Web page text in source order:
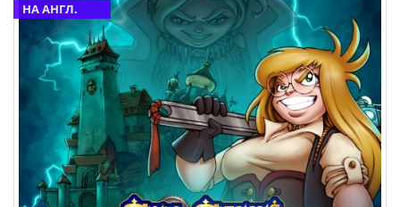
НА АНГЛ.